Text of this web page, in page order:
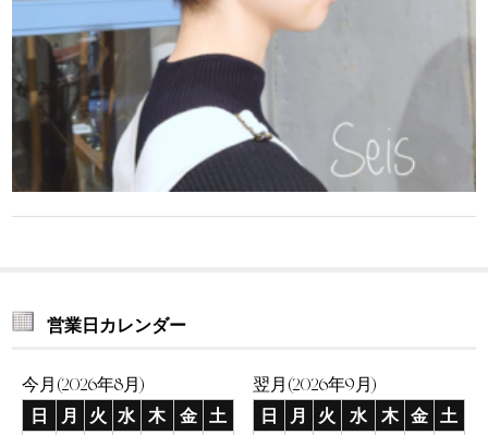
営業日カレンダー
今月(2026年8月)
日
月 火 水 木 金
土
翌月(2026年9月)
日
月 火 水 木 金
土